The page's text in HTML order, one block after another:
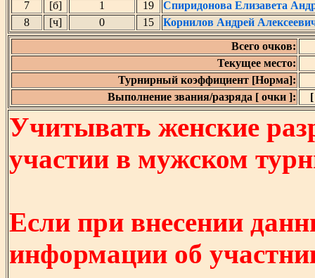
7
[б] 1 19
Спиридонова Елизавета
8
[ч] 0 15
Корнилов Андрей
Всего очков:
Текущее место:
Турнирный коэффициент [Норма]:
Выполнение звания/разряда [ очки ]:
Учитывать женские
участии в мужском
Если при внесении
информации об